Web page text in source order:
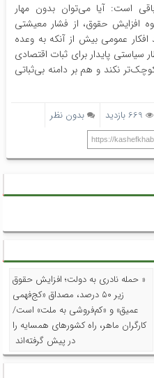
است: آیا می‌توان بدون مهار
افزایش حقوق، از فشار معیشتی
عمومی بیش از آنکه به وعده
سیاستی پایدار برای ثبات اقتصادی
نکند و هم بر دامنه بی‌ثباتی
669 بازدید
بدون نظر
https://
« حمله نادری به دولت؛ افزایش حقوق
زیر ۵۰ درصد، مصداق «کج‌فهمی
عمیق» و «کم‌فروشی به ملت» است/
کارگران ماهر، راه کشورهای همسایه را
در پیش گرفته‌اند